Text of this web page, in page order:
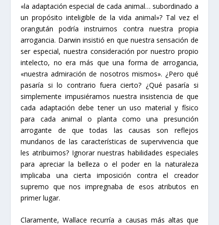
«la adaptación especial de cada animal… subordinado a
un propósito inteligible de la vida animal»? Tal vez el
orangután podría instruirnos contra nuestra propia
arrogancia. Darwin insistió en que nuestra sensación de
ser especial, nuestra consideración por nuestro propio
intelecto, no era más que una forma de arrogancia,
«nuestra admiración de nosotros mismos». ¿Pero qué
pasaría si lo contrario fuera cierto? ¿Qué pasaría si
simplemente impusiéramos nuestra insistencia de que
cada adaptación debe tener un uso material y físico
para cada animal o planta como una presunción
arrogante de que todas las causas son reflejos
mundanos de las características de supervivencia que
les atribuimos? Ignorar nuestras habilidades especiales
para apreciar la belleza o el poder en la naturaleza
implicaba una cierta imposición contra el creador
supremo que nos impregnaba de esos atributos en
primer lugar.
Claramente, Wallace recurría a causas más altas que